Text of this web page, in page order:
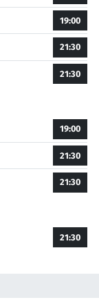
19:00
21:30
21:30
19:00
21:30
21:30
21:30